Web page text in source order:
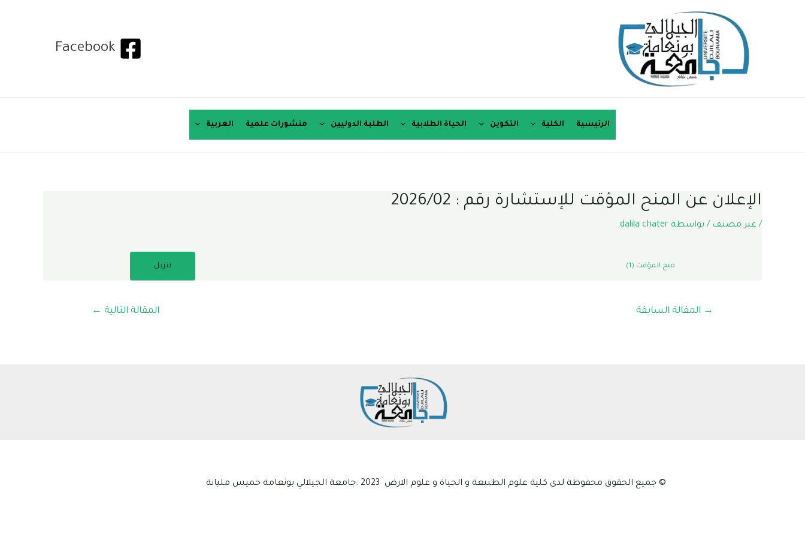
Facebook
الرئيسية الكلية التكوين الحياة الطلابية الطلبة الدوليين منشورات علمية العربية
الإعلان عن المنح المؤقت للإستشارة رقم : 2026/02
/ غير مصنف / بواسطة dalila chater
منح المؤقت (1) تنزيل
→ المقالة السابقة المقالة التالية ←
© جميع الحقوق محفوظة لدى كلية علوم الطبيعة و الحياة و علوم الارض 2023 .جامعة الجيلالي بونعامة خميس مليانة